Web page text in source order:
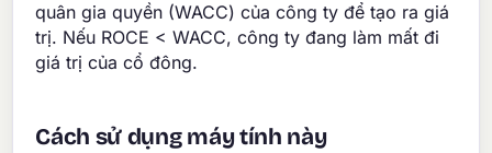
quân gia quyền (WACC) của công ty để tạo ra giá
trị. Nếu ROCE < WACC, công ty đang làm mất đi
giá trị của cổ đông.
Cách sử dụng máy tính này